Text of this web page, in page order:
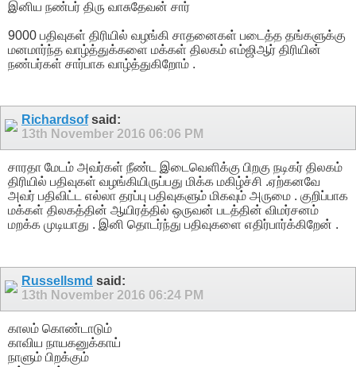
இனிய நண்பர் திரு வாசுதேவன் சார்
9000 பதிவுகள் திரியில் வழங்கி சாதனைகள் படைத்த தங்களுக்கு
மனமார்ந்த வாழ்த்துக்களை மக்கள் திலகம் எம்ஜிஆர் திரியின்
நண்பர்கள் சார்பாக வாழ்த்துகிறோம் .
Richardsofsaid:
13th November 2016 06:06 PM
சாரதா மேடம் அவர்கள் நீண்ட இடைவெளிக்கு பிறகு நடிகர் திலகம்
திரியில் பதிவுகள் வழங்கியிருப்பது மிக்க மகிழ்ச்சி .ஏற்கனவே
அவர் பதிவிட்ட எல்லா தரப்பு பதிவுகளும் மிகவும் அருமை . குறிப்பாக
மக்கள் திலகத்தின் ஆயிரத்தில் ஒருவன் படத்தின் விமர்சனம்
மறக்க முடியாது . இனி தொடர்ந்து பதிவுகளை எதிர்பார்க்கிறேன் .
Russellsmd said:
13th November 2016 06:24 PM
காலம் கொண்டாடும்
காவிய நாயகனுக்காய்
நாளும் பிறக்கும்